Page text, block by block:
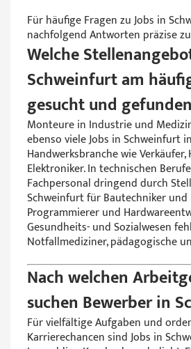
Für häufige Fragen zu Jobs in
nachfolgend Antworten präzise
Welche
Schweinfurt am
gesucht und
Monteure in Industrie und
ebenso viele Jobs in Schweinfurt
Handwerksbranche wie
Elektroniker. In technischen
Fachpersonal dringend durch
Schweinfurt für Bautechniker
Programmierer und
Gesundheits- und Sozialwesen
Notfallmediziner, pädagogische
Nach welchen
suchen Bewerber in
Für vielfältige Aufgaben und
Karrierechancen sind Jobs in